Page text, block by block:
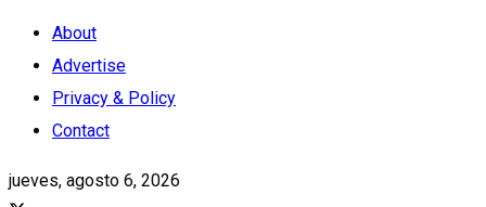
About
Advertise
Privacy & Policy
Contact
jueves, agosto 6, 2026